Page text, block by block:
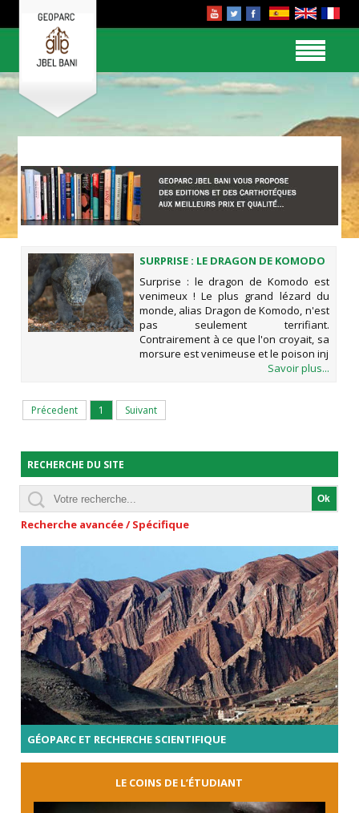
SURPRISE : LE DRAGON DE KOMODO
EST VENIMEUX !
Surprise : le dragon de Komodo est
venimeux ! Le plus grand lézard du
monde, alias Dragon de Komodo, n'est
pas seulement terrifiant.
Contrairement à ce que l'on croyait, sa
morsure est venimeuse et le poison inj
Savoir plus...
Précedent 1 Suivant
RECHERCHE DU SITE
Recherche avancée / Spécifique
GÉOPARC ET RECHERCHE SCIENTIFIQUE
LE COINS DE L’ÉTUDIANT